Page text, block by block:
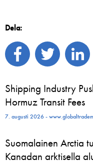
Dela:
Shipping Industry
Hormuz Transit Fees
7. augusti 2026 -
Suomalainen Arctia
Kanadan arktisella